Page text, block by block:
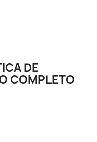
DE
COMPLETO